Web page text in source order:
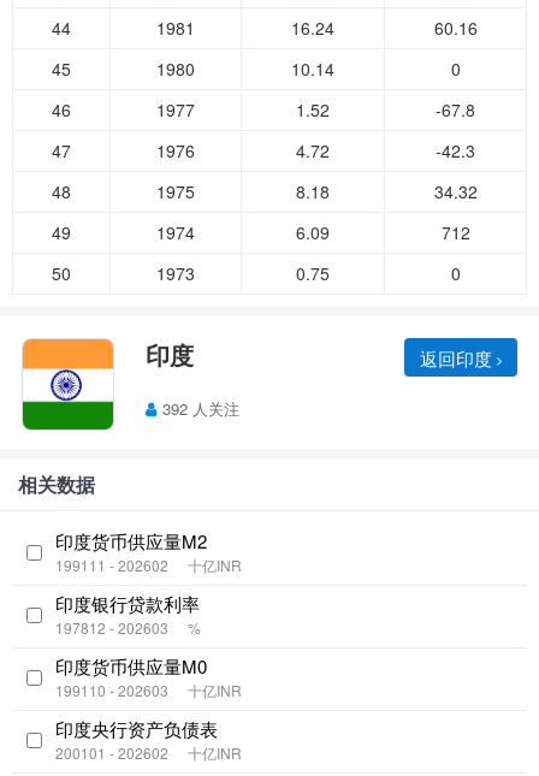
44
1981 16.24
60.16
45
1980 10.14
0
46
1977 1.52
-67.8
47
1976 4.72
-42.3
48
1975 8.18
34.32
49
1974 6.09
712
50
1973 0.75 0
印度 返回印度
392 人关注
相关数据
印度货币供应量M2
199111 - 202602 十亿INR
印度银行贷款利率
197812 - 202603 %
印度货币供应量M0
199110 - 202603 十亿INR
印度央行资产负债表
200101 - 202602 十亿INR